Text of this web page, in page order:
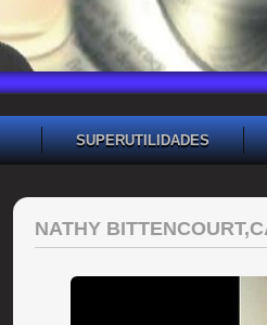
SUPERUTILIDADES
NATHY